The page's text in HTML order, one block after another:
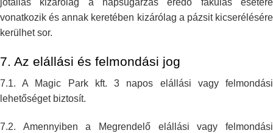
jótállás kizárólag a napsugárzás eredő fakulásesetére
vonatkozik és annak keretében kizárólag a pázsit kicserélésére
kerülhet sor.
7. Az elállási és felmondási jog
7.1. A Magic Park kft. 3 napos elállási vagy felmondási
lehetőségetbiztosít.
7.2. Amennyiben a Megrendelő elállási vagy felmondási